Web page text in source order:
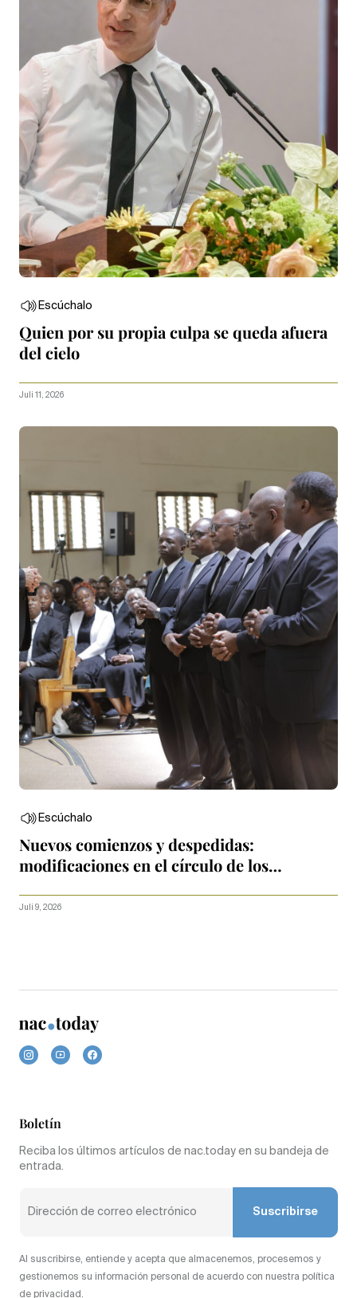
Escúchalo
Quien por su propia culpa se queda afuera
del cielo
Juli 11, 2026
Escúchalo
Nuevos comienzos y despedidas:
modificaciones en el círculo de los
Juli 9, 2026
Boletín
Reciba los últimos artículos de nac.today en su bandeja de
entrada.
Suscribirse
Al suscribirse, entiende y acepta que almacenemos, procesemos y
gestionemos su información personal de acuerdo con nuestra política
de privacidad.